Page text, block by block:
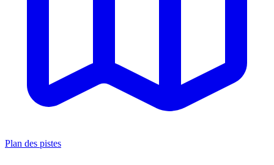
Plan des pistes